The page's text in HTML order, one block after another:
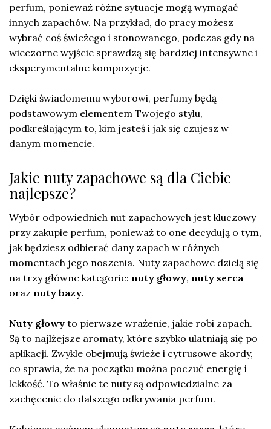
perfum, ponieważ różne sytuacje mogą wymagać
innych zapachów. Na przykład, do pracy możesz
wybrać coś świeżego i stonowanego, podczas gdy na
wieczorne wyjście sprawdzą się bardziej intensywne i
eksperymentalne kompozycje.
Dzięki świadomemu wyborowi, perfumy będą
podstawowym elementem Twojego stylu,
podkreślającym to, kim jesteś i jak się czujesz w
danym momencie.
Jakie nuty zapachowe są dla Ciebie
najlepsze?
Wybór odpowiednich nut zapachowych jest kluczowy
przy zakupie perfum, ponieważ to one decydują o tym,
jak będziesz odbierać dany zapach w różnych
momentach jego noszenia. Nuty zapachowe dzielą się
na trzy główne kategorie: nuty głowy, nuty serca
oraz nuty bazy.
Nuty głowy to pierwsze wrażenie, jakie robi zapach.
Są to najlżejsze aromaty, które szybko ulatniają się po
aplikacji. Zwykle obejmują świeże i cytrusowe akordy,
co sprawia, że na początku można poczuć energię i
lekkość. To właśnie te nuty są odpowiedzialne za
zachęcenie do dalszego odkrywania perfum.